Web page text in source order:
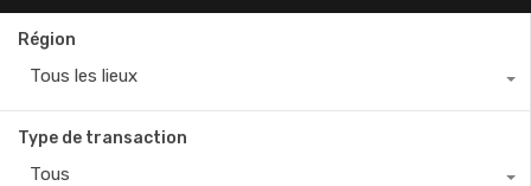
Région
Tous les lieux
Type de transaction
Tous